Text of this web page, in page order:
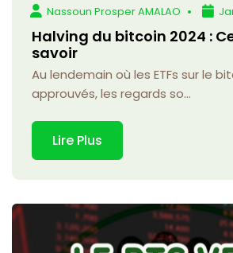
Nassoun Prosper AMALAO
Halving du bitcoin 2024 :
savoir
Au lendemain où les ETFs sur le
approuvés, les regards so...
Lire Plus